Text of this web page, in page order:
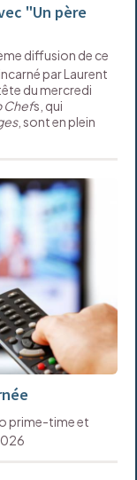
"Un père
diffusion de ce
par Laurent
du mercredi
Chefs, qui
, sont en plein
prime-time et